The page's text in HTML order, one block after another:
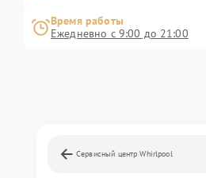
Время работы
Ежедневно с 9:00 до 21:00
Сервисный центр Whirlpool